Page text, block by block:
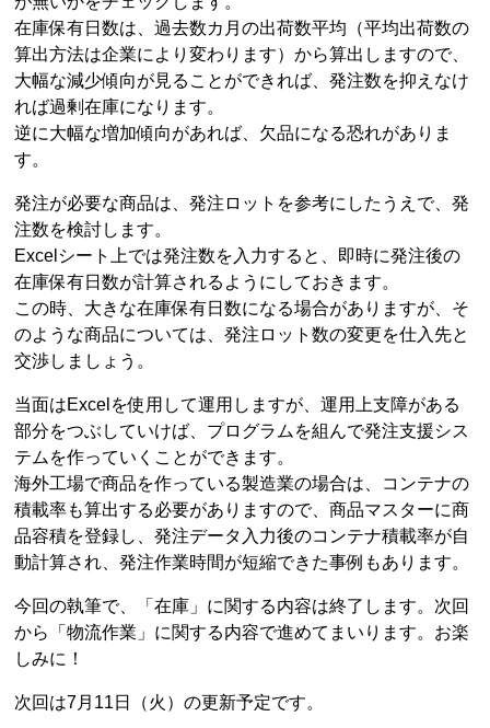
在庫保有日数は、過去数カ月の出荷数平均（平均出荷数の
算出方法は企業により変わります）から算出しますので、
大幅な減少傾向が見ることができれば、発注数を抑えなけ
れば過剰在庫になります。
逆に大幅な増加傾向があれば、欠品になる恐れがありま
す。
発注が必要な商品は、発注ロットを参考にしたうえで、発
注数を検討します。
Excelシート上では発注数を入力すると、即時に発注後の
在庫保有日数が計算されるようにしておきます。
この時、大きな在庫保有日数になる場合がありますが、そ
のような商品については、発注ロット数の変更を仕入先と
交渉しましょう。
当面はExcelを使用して運用しますが、運用上支障がある
部分をつぶしていけば、プログラムを組んで発注支援シス
テムを作っていくことができます。
海外工場で商品を作っている製造業の場合は、コンテナの
積載率も算出する必要がありますので、商品マスターに商
品容積を登録し、発注データ入力後のコンテナ積載率が自
動計算され、発注作業時間が短縮できた事例もあります。
今回の執筆で、「在庫」に関する内容は終了します。次回
から「物流作業」に関する内容で進めてまいります。お楽
しみに！
次回は7月11日（火）の更新予定です。